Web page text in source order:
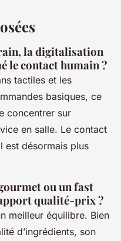
la digitalisation
le contact humain ?
tactiles et les
basiques, ce
concentrer sur
en salle. Le contact
est désormais plus
ou un fast
qualité-prix ?
meilleur équilibre. Bien
d’ingrédients, son